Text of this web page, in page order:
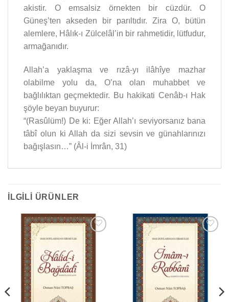
akistir. O emsalsiz örnekten bir cüzdür. O
Güneş’ten akseden bir parıltıdır. Zira O, bütün
alemlere, Hâlık-ı Zülcelâl’in bir rahmetidir, lütfudur,
armağanıdır.
Allah’a yaklaşma ve rızâ-yı ilâhîye mazhar
olabilme yolu da, O’na olan muhabbet ve
bağlılıktan geçmektedir. Bu hakikati Cenâb-ı Hak
şöyle beyan buyurur:
“(Rasûlüm!) De ki: Eğer Allah’ı seviyorsanız bana
tâbî olun ki Allah da sizi sevsin ve günahlarınızı
bağışlasın…” (Âl-i İmrân, 31)
İLGILI ÜRÜNLER
Add to
wishlist
Add to
wishlist